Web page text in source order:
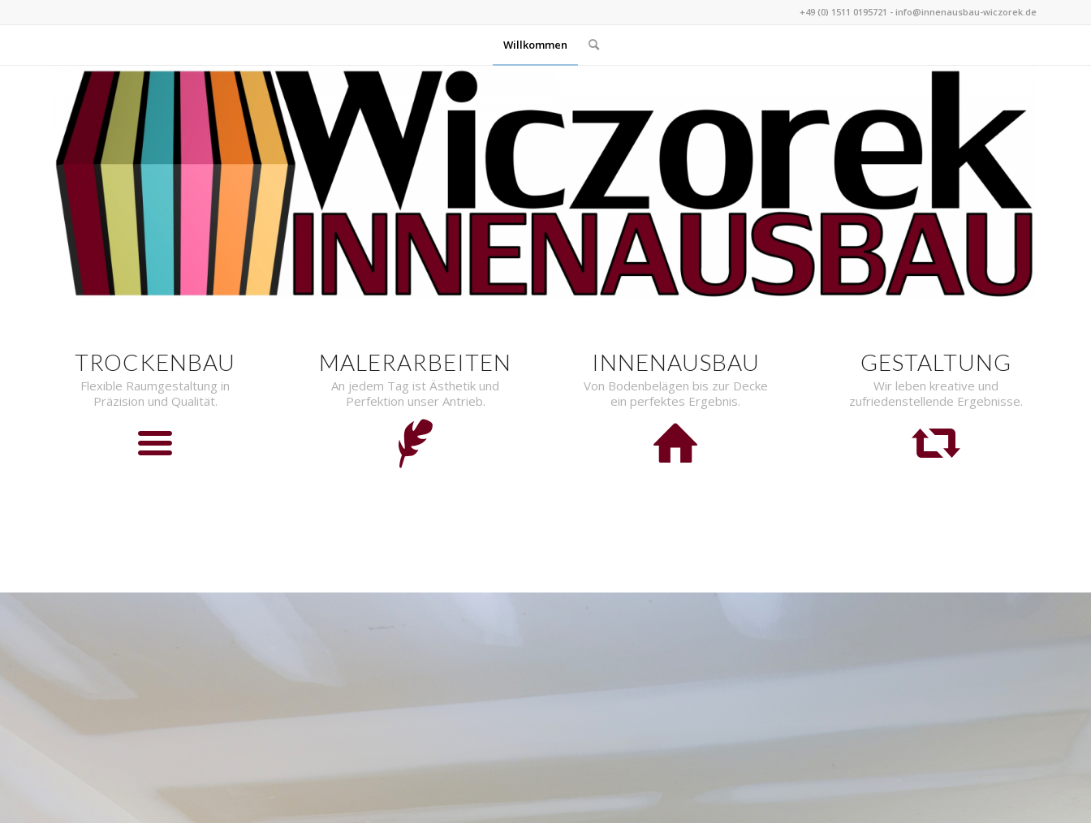
+49 (0) 1511 0195721 - info@innenausbau-wiczorek.de
Willkommen
TROCKENBAU
Flexible Raumgestaltung in
Präzision und Qualität.
MALERARBEITEN
An jedem Tag ist Ästhetik und
Perfektion unser Antrieb.
INNENAUSBAU
Von Bodenbelägen bis zur Decke
ein perfektes Ergebnis.
GESTALTUNG
Wir leben kreative und
zufriedenstellende Ergebnisse.